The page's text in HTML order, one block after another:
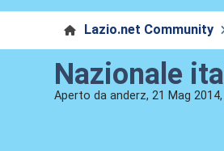
Lazio.net Community
Nazionale
Aperto da anderz, 21 Mag 2014,